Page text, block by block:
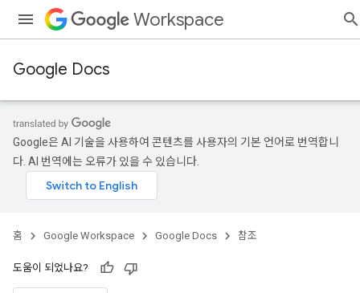
Workspace
Google Docs
Google은 AI 기술을 사용하여 콘텐츠를 사용자의 기본 언어로 번역합니
다. AI 번역에는 오류가 있을 수 있습니다.
홈 Google Workspace Google Docs 참조
도움이 되었나요?